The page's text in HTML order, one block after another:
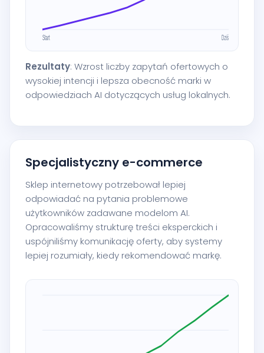
Rezultaty: Wzrost liczby zapytań ofertowych o
wysokiej intencji i lepsza obecność marki w
odpowiedziach AI dotyczących usług lokalnych.
Specjalistyczny e-commerce
Sklep internetowy potrzebował lepiej
odpowiadać na pytania problemowe
użytkowników zadawane modelom AI.
Opracowaliśmy strukturę treści eksperckich i
uspójniliśmy komunikację oferty, aby systemy
lepiej rozumiały, kiedy rekomendować markę.